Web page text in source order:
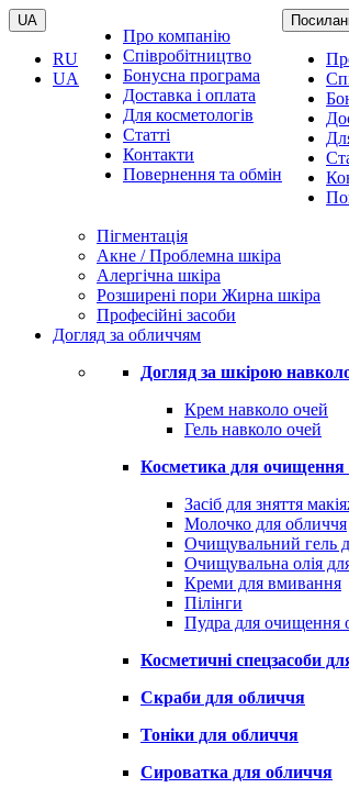
UA
RU
UA
Про компанію
Співробітництво
Бонусна програма
Доставка і оплата
Для косметологів
Статті
Контакти
Повернення та обмін
Пігментація
Акне / Проблемна шкіра
Алергічна шкіра
Розширені пори Жирна шкіра
Професійні засоби
Догляд за обличчям
Догляд за шкірою
Крем навколо очей
Гель навколо очей
Косметика для
Засіб для зняття
Молочко для обличчя
Очищувальний гель
Очищувальна олія
Креми для вмивання
Пілінги
Пудра для очищення
Косметичні спецзасоби
Скраби для обличчя
Тоніки для обличчя
Сироватка для обличчя